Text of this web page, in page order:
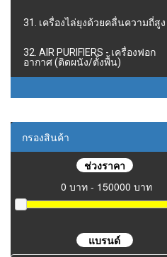
31. เครื่องไล่ยุงด้วยคลื่นความถี่สูง
32. AIR PURIFIERS - เครื่องฟอก
อากาศ (ติดผนัง/ตั้งพื้น)
กรองสินค้า
ช่วงราคา
0 บาท - 150000 บาท
แบรนด์